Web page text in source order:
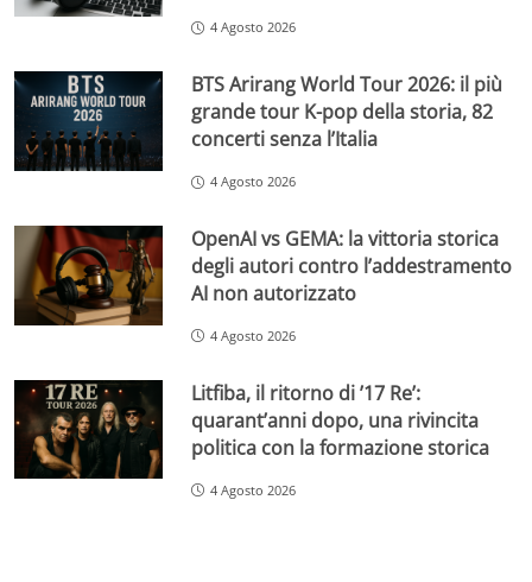
4 Agosto 2026
BTS Arirang World Tour 2026: il più
grande tour K-pop della storia, 82
concerti senza l’Italia
4 Agosto 2026
OpenAI vs GEMA: la vittoria storica
degli autori contro l’addestramento
AI non autorizzato
4 Agosto 2026
Litfiba, il ritorno di ’17 Re’:
quarant’anni dopo, una rivincita
politica con la formazione storica
4 Agosto 2026